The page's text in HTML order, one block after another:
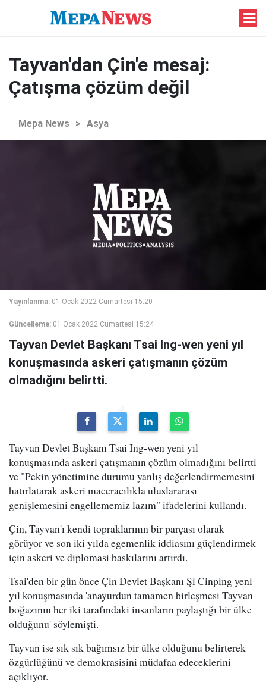
Tayvan'dan Çin'e mesaj:
Çatışma çözüm değil
Mepa News > Asya
Yayınlanma: 01 Ocak 2022 Cumartesi 15:20
Güncelleme: 01 Ocak 2022 Cumartesi 15:24
Tayvan Devlet Başkanı Tsai Ing-wen yeni yıl
konuşmasında askeri çatışmanın çözüm
olmadığını belirtti.
Tayvan Devlet Başkanı Tsai Ing-wen yeni yıl
konuşmasında askeri çatışmanın çözüm olmadığını belirtti
ve "Pekin yönetimine durumu yanlış değerlendirmemesini
hatırlatarak askeri maceracılıkla uluslararası
genişlemesini engellememiz lazım" ifadelerini kullandı.
Çin, Tayvan'ı kendi topraklarının bir parçası olarak
görüyor ve son iki yılda egemenlik iddiasını güçlendirmek
için askeri ve diplomasi baskılarını artırdı.
Tsai'den bir gün önce Çin Devlet Başkanı Şi Cinping yeni
yıl konuşmasında 'anayurdun tamamen birleşmesi Tayvan
boğazının her iki tarafındaki insanların paylaştığı bir ülke
olduğunu' söylemişti.
Tayvan ise sık sık bağımsız bir ülke olduğunu belirterek
özgürlüğünü ve demokrasisini müdafaa edeceklerini
açıklıyor.